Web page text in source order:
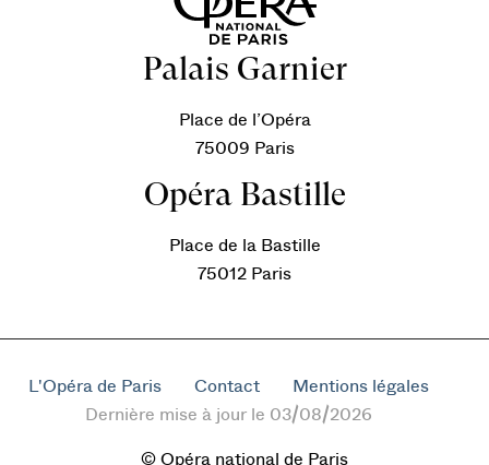
Palais Garnier
Place de l’Opéra
75009 Paris
Opéra Bastille
Place de la Bastille
75012 Paris
L'Opéra de Paris Contact
Mentions légales
Dernière mise à jour le 03/08/2026
© Opéra national de Paris